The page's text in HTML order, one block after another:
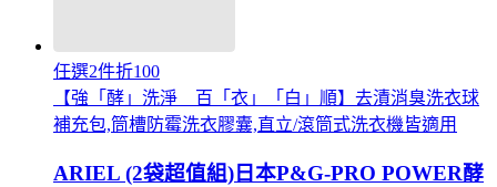
任選2件折100
【強「酵」洗淨 百「衣」「白」順】去漬消臭洗衣球
補充包,筒槽防霉洗衣膠囊,直立/滾筒式洗衣機皆適用
ARIEL (2袋超值組)日本P&G-PRO POWER酵